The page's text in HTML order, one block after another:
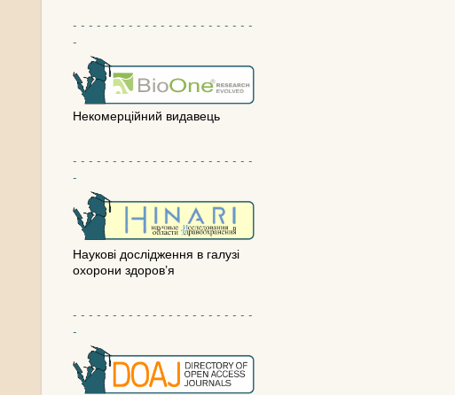
- - - - - - - - - - - - - - - - - - - - - - -
-
Некомерційний видавець
- - - - - - - - - - - - - - - - - - - - - - -
-
Наукові дослідження в галузі
охорони здоров’я
- - - - - - - - - - - - - - - - - - - - - - -
-